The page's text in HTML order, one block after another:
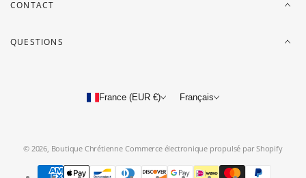
CONTACT
QUESTIONS
France (EUR €) Français
© 2026, Boutique Chrétienne Commerce électronique propulsé par Shopify
Modes